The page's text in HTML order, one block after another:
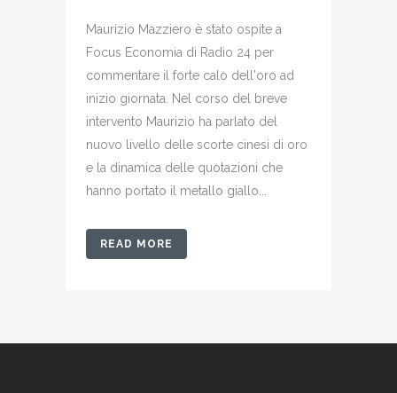
Maurizio Mazziero è stato ospite a
Focus Economia di Radio 24 per
commentare il forte calo dell'oro ad
inizio giornata. Nel corso del breve
intervento Maurizio ha parlato del
nuovo livello delle scorte cinesi di oro
e la dinamica delle quotazioni che
hanno portato il metallo giallo...
READ MORE